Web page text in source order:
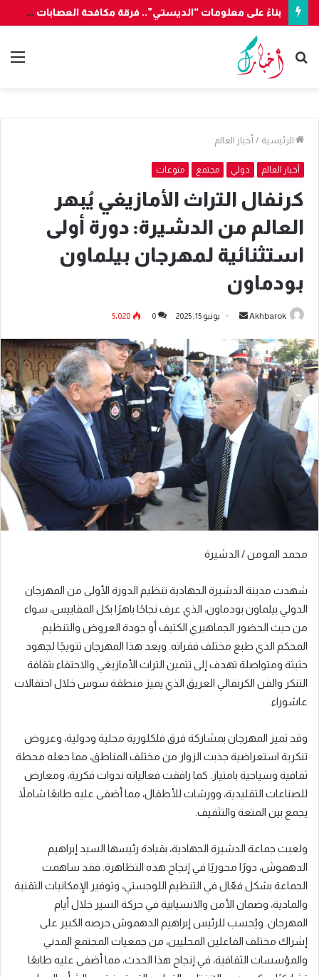
بناءً على معلومات “الديستي”.. فرقة مكافحة العصابات بأكادير تُوقف شخصين وتحجز 7300 قرصا مهلوسا قادما من الخارج
بحث
عن
الرئيسية / أخبار العالم
أخبار العالم دولي مجتمع منوعات
كرنفال التراث الأمازيغي يُبهر
العالم من الدشيرة: دورة أولى
استثنائية لمهرجان بيلماون
بودماون
Akhbarok
أرسل
إلكترونيا
يونيو 15, 2025 0 5٬028
محمد المومن / الدشيرة
شهدت مدينة الدشيرة الجهادية تنظيم الدورة الأولى من المهرجان
الدولي بيلماون بودماون، الذي عرف نجاحًا باهرًا بكل المقاييس، سواء
من حيث الحضور الجماهيري الكثيف أو جودة العروض والتنظيم
المحكم الذي طبع مختلف فقراته. ويعد هذا المهرجان تتويجًا لجهود
حثيثة ومتواصلة تهدف إلى تثمين التراث الأمازيغي والاحتفاء بثقافة
التنكر والفن الكرنفالي العريق الذي يميز منطقة سوس خلال احتفالات
عاشوراء.
وقد تميز المهرجان بمشاركة فرق فلكلورية محلية ودولية، وعروض
تنكرية استعراضية جذبت الزوار من مختلف المناطق، مما جعله محطة
ثقافية وسياحية بامتياز. كما رافقت فعالياته ندوات فكرية، ومعارض
للصناعات التقليدية، وورشات للأطفال، مما أضفى عليه طابعًا شاملاً
يجمع بين المتعة والتثقيف.
ولعبت جماعة الدشيرة الجهادية، بقيادة رئيسها السيد إبراهيم
الدهموش، دورًا محوريًا في إنجاح هذه التظاهرة. فقد ساهمت
الجماعة بشكل فعّال في التنظيم اللوجستي، وتوفير الإمكانيات التقنية
والمادية، وضمان الأمن والانسيابية في حركة السير خلال أيام
المهرجان. ويُحسب للرئيس إبراهيم الدهموش حرصه الكبير على
إشراك مختلف الفاعلين المحليين، من جمعيات المجتمع المدني
والمؤسسات الثقافية، في إنجاح هذا الحدث، مما أضفى عليه طابعًا